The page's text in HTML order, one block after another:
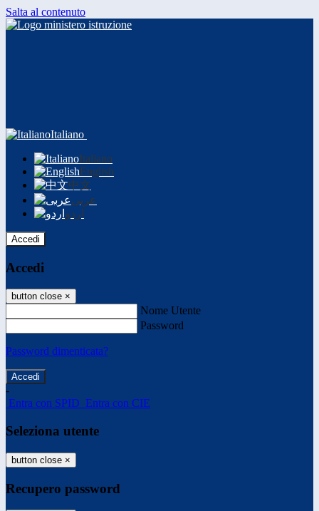
Salta al contenuto
Italiano
Italiano
English
中文
عربى
اردو
Accedi
Accedi
button close ×
Nome Utente
Password
Password dimenticata?
-
Entra con SPID Entra con CIE
Seleziona utente
button close ×
Recupero password